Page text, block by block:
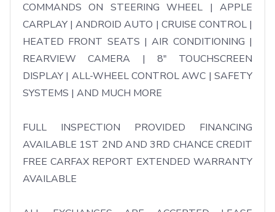
COMMANDS ON STEERING WHEEL | APPLE
CARPLAY | ANDROID AUTO | CRUISE CONTROL |
HEATED FRONT SEATS | AIR CONDITIONING |
REARVIEW CAMERA | 8" TOUCHSCREEN
DISPLAY | ALL-WHEEL CONTROL AWC | SAFETY
SYSTEMS | AND MUCH MORE
FULL INSPECTION PROVIDED FINANCING
AVAILABLE 1ST 2ND AND 3RD CHANCE CREDIT
FREE CARFAX REPORT EXTENDED WARRANTY
AVAILABLE